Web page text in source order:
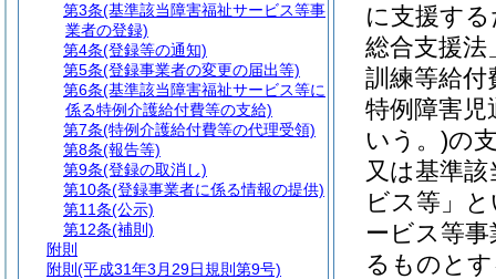
に支援す
総合支援
訓練等給付
特例障害児
いう。)の
又は基準
ビス等」
ービス等
るものと
第3条(基準該当障害福祉サービス等事
業者の登録)
第4条(登録等の通知)
第5条(登録事業者の変更の届出等)
第6条(基準該当障害福祉サービス等に
係る特例介護給付費等の支給)
第7条(特例介護給付費等の代理受領)
第8条(報告等)
第9条(登録の取消し)
第10条(登録事業者に係る情報の提供)
第11条(公示)
第12条(補則)
附則
附則 (平成31年3月29日規則第9号)